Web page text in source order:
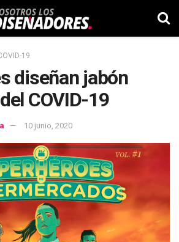
19
diseñan jabón
COVID-19
10 junio, 2020